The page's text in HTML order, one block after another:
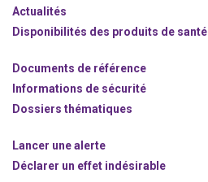
Actualités
Disponibilités des produits de santé
Documents de référence
Informations de sécurité
Dossiers thématiques
Lancer une alerte
Déclarer un effet indésirable